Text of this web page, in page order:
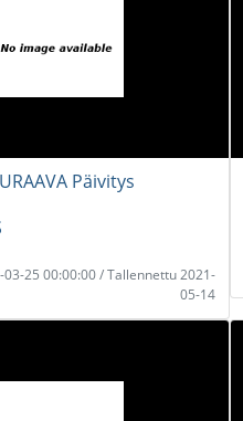
Päivitys
03-25 00:00:00 / Tallennettu 2021-
05-14